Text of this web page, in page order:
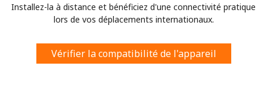
Installez-la à distance et bénéficiez d'une connectivité pratique
lors de vos déplacements internationaux.
Vérifier la compatibilité de l'appareil